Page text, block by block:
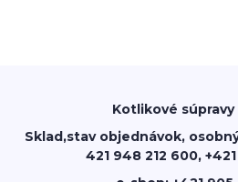
Kotlikové súpravy
Sklad,stav objednávok,
421 948 212 600,